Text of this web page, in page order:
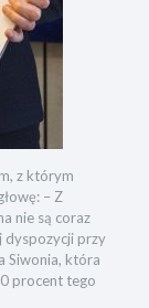
z którym
– Z
nie są coraz
dyspozycji przy
Siwonia, która
procent tego